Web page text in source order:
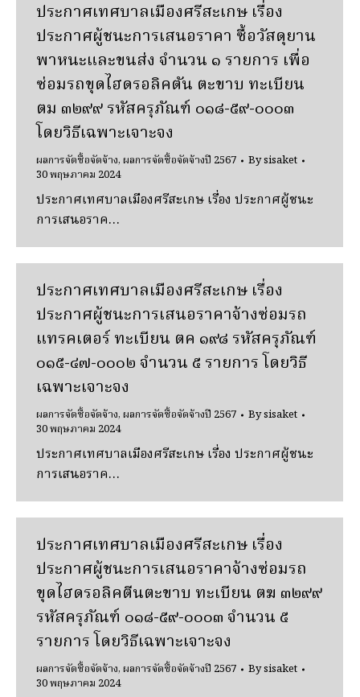
ประกาศเทศบาลเมืองศรีสะเกษ เรื่อง
ประกาศผู้ชนะการเสนอราคา ซื้อวัสดุยาน
พาหนะและขนส่ง จํานวน ๑ รายการ เพื่อ
ซ่อมรถขุดไฮดรอลิคตัน ตะขาบ ทะเบียน
ตม ๓๒๙๙ รหัสครุภัณฑ์ ๐๑๘-๕๙-๐๐๐๓
โดยวิธีเฉพาะเจาะจง
ผลการจัดซื้อจัดจ้าง,ผลการจัดซื้อจัดจ้างปี 2567 Bysisaket
30 พฤษภาคม 2024
ประกาศเทศบาลเมืองศรีสะเกษ เรื่อง ประกาศผู้ชนะ
การเสนอราค…
ประกาศเทศบาลเมืองศรีสะเกษ เรื่อง
ประกาศผู้ชนะการเสนอราคาจ้างซ่อมรถ
แทรคเตอร์ ทะเบียน ตค ๑๙๘ รหัสครุภัณฑ์
๐๑๕-๔๗-๐๐๐๒ จํานวน ๕ รายการ โดยวิธี
เฉพาะเจาะจง
ผลการจัดซื้อจัดจ้าง,ผลการจัดซื้อจัดจ้างปี 2567 Bysisaket
30 พฤษภาคม 2024
ประกาศเทศบาลเมืองศรีสะเกษ เรื่อง ประกาศผู้ชนะ
การเสนอราค…
ประกาศเทศบาลเมืองศรีสะเกษ เรื่อง
ประกาศผู้ชนะการเสนอราคาจ้างซ่อมรถ
ขุดไฮดรอลิคตีนตะขาบ ทะเบียน ตฆ ๓๒๙๙
รหัสครุภัณฑ์ ๐๑๘-๕๙-๐๐๐๓ จํานวน ๕
รายการ โดยวิธีเฉพาะเจาะจง
ผลการจัดซื้อจัดจ้าง,ผลการจัดซื้อจัดจ้างปี 2567 Bysisaket
30 พฤษภาคม 2024